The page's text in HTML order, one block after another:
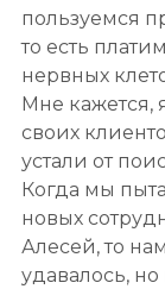
пользуемся
то есть
нервных
Мне
своих
устали от
Когда мы
новых
Алесей, то
удавалось,